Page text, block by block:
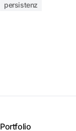
persistenz
Portfolio